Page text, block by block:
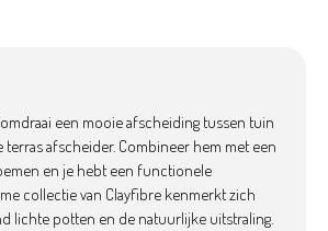
een mooie afscheiding tussen tuin
terras afscheider. Combineer hem met een
en je hebt een functionele
collectie van Clayfibre kenmerkt zich
lichte potten en de natuurlijke uitstraling.